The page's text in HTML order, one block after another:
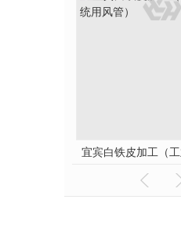
宜宾白铁皮加工（工业通风系统用风管） 宜